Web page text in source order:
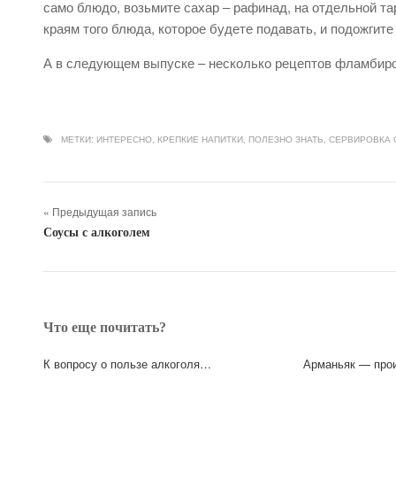
само блюдо, возьмите сахар – рафинад, на отдельной
краям того блюда, которое будете подавать, и
А в следующем выпуске – несколько рецептов
МЕТКИ: ИНТЕРЕСНО, КРЕПКИЕ НАПИТКИ, ПОЛЕЗНО ЗНАТЬ, СЕРВИРОВКА
« Предыдущая запись
Соусы с алкоголем
Что еще почитать?
К вопросу о пользе алкоголя… Арманьяк —